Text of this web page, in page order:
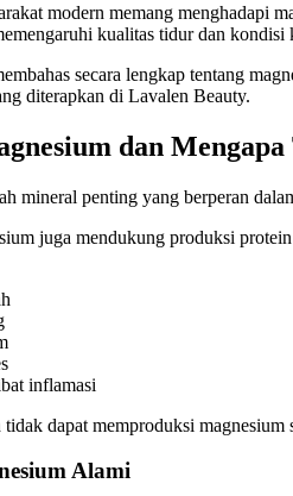
modern memang menghadapi
kualitas tidur dan
secara lengkap tentang
diterapkan di Lavalen Beauty.
dan
mineral penting yang berperan
juga mendukung produksi
inflamasi
dapat memproduksi magnesium
Alami